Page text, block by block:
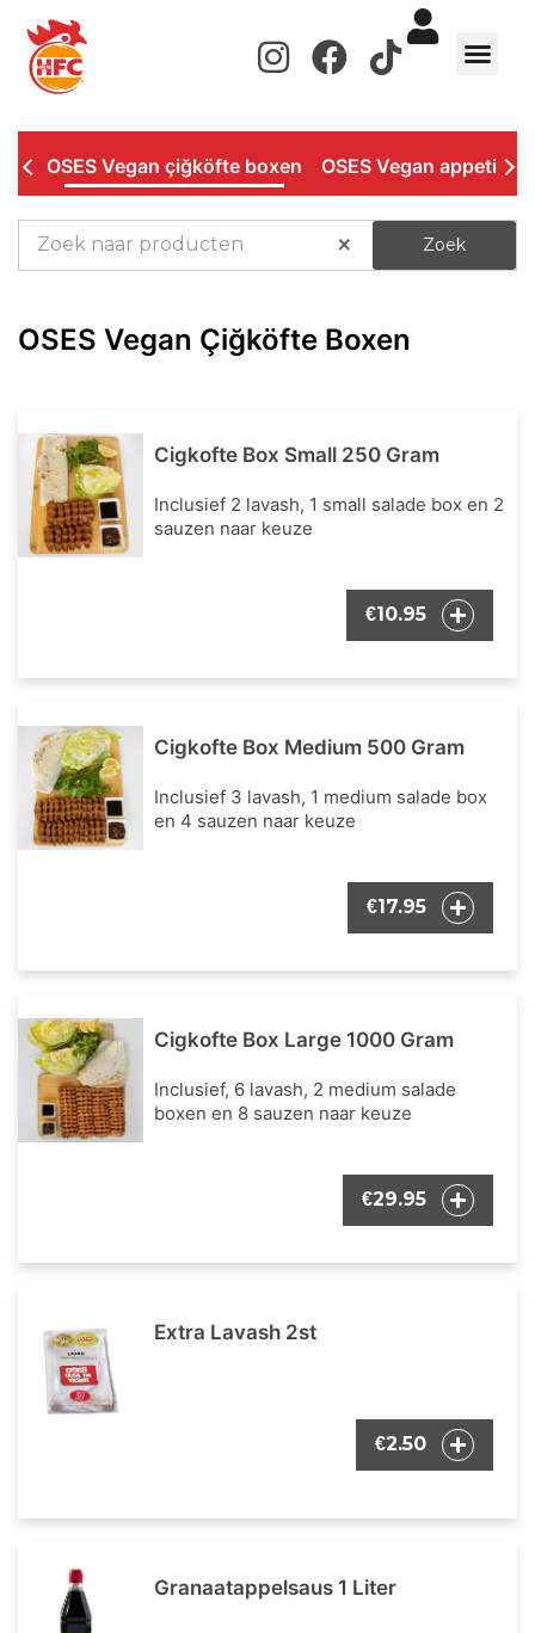
inhoud
OSES Vegan çiğköfte boxen OSES Vegan appetizers
× Zoek
OSES Vegan Çiğköfte Boxen
Cigkofte Box Small 250 Gram
Inclusief 2 lavash, 1 small salade box en 2
sauzen naar keuze
€10.95
Cigkofte Box Medium 500 Gram
Inclusief 3 lavash, 1 medium salade box
en 4 sauzen naar keuze
€17.95
Cigkofte Box Large 1000 Gram
Inclusief, 6 lavash, 2 medium salade
boxen en 8 sauzen naar keuze
€29.95
Extra Lavash 2st
€2.50
Granaatappelsaus 1 Liter